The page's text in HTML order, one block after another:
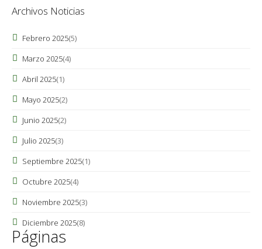
Archivos Noticias
Febrero 2025(5)
Marzo 2025(4)
Abril 2025(1)
Mayo 2025(2)
Junio 2025(2)
Julio 2025(3)
Septiembre 2025(1)
Octubre 2025(4)
Noviembre 2025(3)
Diciembre 2025(8)
Páginas